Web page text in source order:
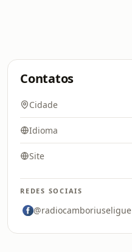
Contatos
Cidade
Idioma
Site
REDES SOCIAIS
@radiocamboriuseligue